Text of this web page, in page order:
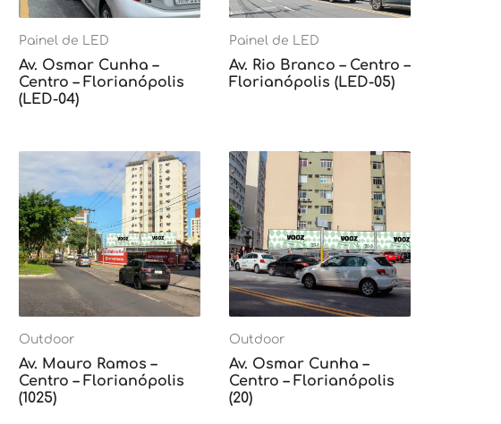
Painel de LED
Av. Osmar Cunha –
Centro – Florianópolis
(LED-04)
Painel de LED
Av. Rio Branco – Centro –
Florianópolis (LED-05)
Outdoor
Av. Mauro Ramos –
Centro – Florianópolis
(1025)
Outdoor
Av. Osmar Cunha –
Centro – Florianópolis
(20)